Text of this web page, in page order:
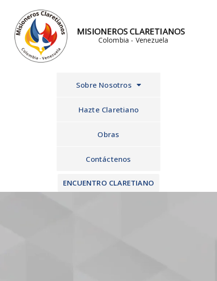
contenido
MISIONEROS CLARETIANOS
Colombia - Venezuela
Sobre Nosotros
Hazte Claretiano
Obras
Contáctenos
ENCUENTRO CLARETIANO